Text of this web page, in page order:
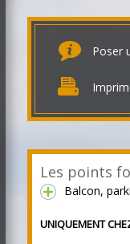
Poser
Les points
Balcon,
UNIQUEMENT